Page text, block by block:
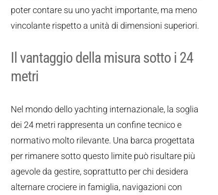
poter contare su uno yacht importante, ma meno
vincolante rispetto a unità di dimensioni superiori.
Il vantaggio della misura sotto i 24
metri
Nel mondo dello yachting internazionale, la soglia
dei 24 metri rappresenta un confine tecnico e
normativo molto rilevante. Una barca progettata
per rimanere sotto questo limite può risultare più
agevole da gestire, soprattutto per chi desidera
alternare crociere in famiglia, navigazioni con